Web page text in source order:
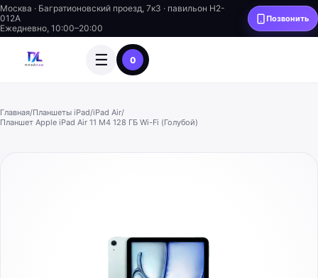
Москва · Багратионовский проезд, 7к3 · павильон H2-
012A
Ежедневно, 10:00–20:00
Позвонить
☰ 0
Главная/Планшеты iPad/iPad Air/
Планшет Apple iPad Air 11 M4 128 ГБ Wi-Fi (Голубой)